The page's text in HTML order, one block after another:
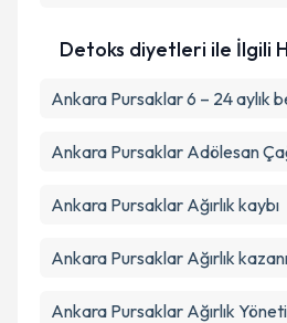
Detoks diyetleri ile İlgili
Ankara Pursaklar 6 – 24 aylık
Ankara Pursaklar Adölesan
Ankara Pursaklar Ağırlık kaybı
Ankara Pursaklar Ağırlık
Ankara Pursaklar Ağırlık